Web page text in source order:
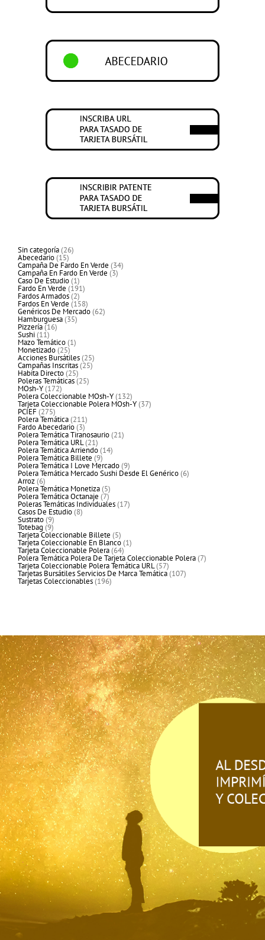
Sin categoría 2626
productos
Abecedario 1515
productos
Campaña De Fardo En Verde 3434
productos
Campaña En Fardo En Verde 33
productos
Caso De Estudio 11
producto
Fardo En Verde 191191
productos
Fardos Armados 22
productos
Fardos En Verde 158158
productos
Genéricos De Mercado 6262
productos
Hamburguesa 3535
productos
Pizzería 1616
productos
Sushi 1111
productos
Mazo Temático 11
producto
Monetizado 2525
productos
Acciones Bursátiles 2525
productos
Campañas Inscritas 2525
productos
Habita Directo 2525
productos
Poleras Temáticas 2525
productos
MOsh-Y 172172
productos
Polera Coleccionable MOsh-Y 132132
productos
Tarjeta Coleccionable Polera MOsh-Y 3737
productos
PCIEF 275275
productos
Polera Temática 211211
productos
Fardo Abecedario 33
productos
Polera Temática Tiranosaurio 2121
productos
Polera Temática URL 2121
productos
Polera Temática Arriendo 1414
productos
Polera Temática Billete 99
productos
Polera Temática I Love Mercado 99
productos
Polera Temática Mercado Sushi Desde El Genérico 66
productos
Arroz 66
productos
Polera Temática Monetiza 55
productos
Polera Temática Octanaje 77
productos
Poleras Temáticas Individuales 1717
productos
Casos De Estudio 88
productos
Sustrato 99
productos
Totebag 99
productos
Tarjeta Coleccionable Billete 55
productos
Tarjeta Coleccionable En Blanco 11
producto
Tarjeta Coleccionable Polera 6464
productos
Polera Temática Polera De Tarjeta Coleccionable Polera 77
productos
Tarjeta Coleccionable Polera Temática URL 5757
productos
Tarjetas Bursátiles Servicios De Marca Temática 107107
productos
Tarjetas Coleccionables 196196
productos